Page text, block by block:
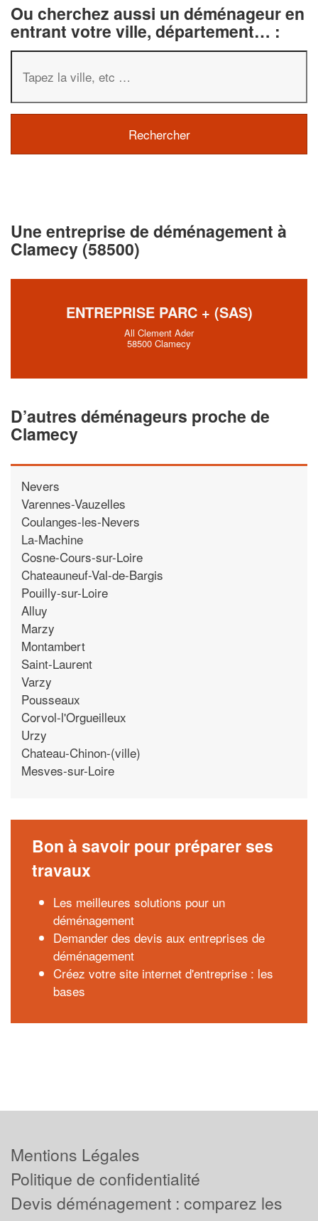
Ou cherchez aussi un déménageur en
entrant votre ville, département… :
Une entreprise de déménagement à
Clamecy (58500)
ENTREPRISE PARC + (SAS)
All Clement Ader
58500 Clamecy
D’autres déménageurs proche de
Clamecy
Nevers
Varennes-Vauzelles
Coulanges-les-Nevers
La-Machine
Cosne-Cours-sur-Loire
Chateauneuf-Val-de-Bargis
Pouilly-sur-Loire
Alluy
Marzy
Montambert
Saint-Laurent
Varzy
Pousseaux
Corvol-l'Orgueilleux
Urzy
Chateau-Chinon-(ville)
Mesves-sur-Loire
Bon à savoir pour préparer ses
travaux
Les meilleures solutions pour un
déménagement
Demander des devis aux entreprises de
déménagement
Créez votre site internet d'entreprise : les
bases
✕
Augmentez votrechiffre
vos margestout en gagnant de
nouveaux clients
Mentions Légales
Politique de confidentialité
Devis déménagement : comparez les